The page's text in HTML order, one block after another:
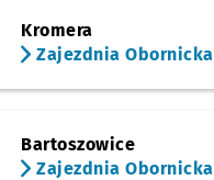
Kromera
Zajezdnia Obornicka
Bartoszowice
Zajezdnia Obornicka